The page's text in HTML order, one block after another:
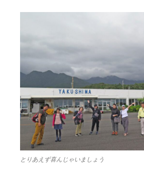
とりあえず喜んじゃいましょう